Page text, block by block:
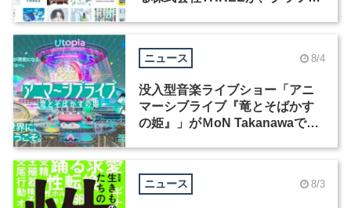
ニュース 8/4
没入型音楽ライブショー「アニ
マーシブライブ『竜とそばかす
の姫』」がＭoN Takanawaで開
ニュース 8/3